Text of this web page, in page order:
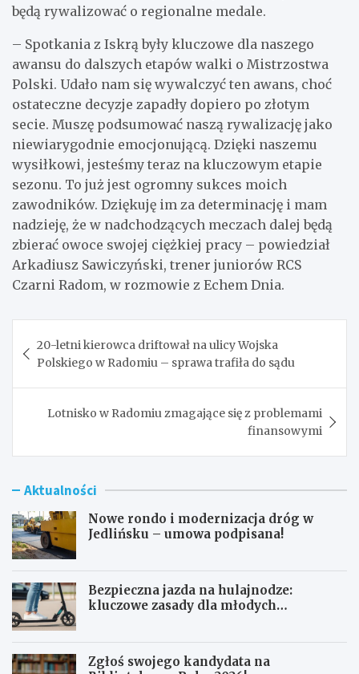
będą rywalizować o regionalne medale.
– Spotkania z Iskrą były kluczowe dla naszego
awansu do dalszych etapów walki o Mistrzostwa
Polski. Udało nam się wywalczyć ten awans, choć
ostateczne decyzje zapadły dopiero po złotym
secie. Muszę podsumować naszą rywalizację jako
niewiarygodnie emocjonującą. Dzięki naszemu
wysiłkowi, jesteśmy teraz na kluczowym etapie
sezonu. To już jest ogromny sukces moich
zawodników. Dziękuję im za determinację i mam
nadzieję, że w nadchodzących meczach dalej będą
zbierać owoce swojej ciężkiej pracy – powiedział
Arkadiusz Sawiczyński, trener juniorów RCS
Czarni Radom, w rozmowie z Echem Dnia.
wpisu
20-letni kierowca driftował na ulicy Wojska
Polskiego w Radomiu – sprawa trafiła do sądu
Lotnisko w Radomiu zmagające się z problemami
finansowymi
Aktualności
Nowe rondo i modernizacja dróg w
Jedlińsku – umowa podpisana!
Bezpieczna jazda na hulajnodze:
kluczowe zasady dla młodych
Zgłoś swojego kandydata na